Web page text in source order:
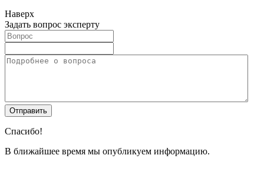
Наверх
Задать вопрос эксперту
Спасибо!
В ближайшее время мы опубликуем информацию.